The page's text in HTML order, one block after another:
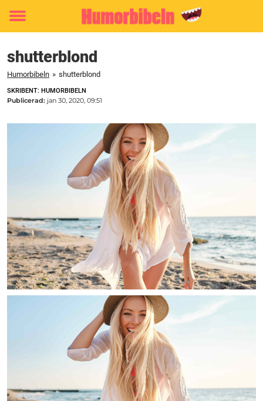
Toggle
shutterblond
Humorbibeln » shutterblond
SKRIBENT: HUMORBIBELN
Publicerad: jan 30, 2020, 09:51